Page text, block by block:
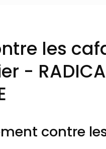
les
-
contre